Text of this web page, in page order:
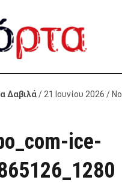
Δαβιλά/ 21 Ιουνίου 2026 / No
ice-